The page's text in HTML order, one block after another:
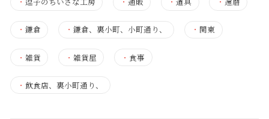
・ 鎌倉 ・鎌倉、裏小町、小町通り、 ・ 関東
・ 雑貨 ・雑貨屋 ・食事
・ 飲食店、裏小町通り、